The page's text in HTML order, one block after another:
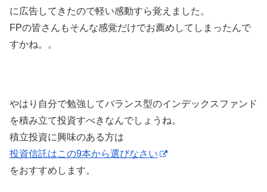
に広告してきたので軽い感動すら覚えました。
FPの皆さんもそんな感覚だけでお薦めしてしまったんで
すかね。。
やはり自分で勉強してバランス型のインデックスファンド
を積み立て投資すべきなんでしょうね。
積立投資に興味のある方は
投資信託はこの9本から選びなさい
をおすすめします。